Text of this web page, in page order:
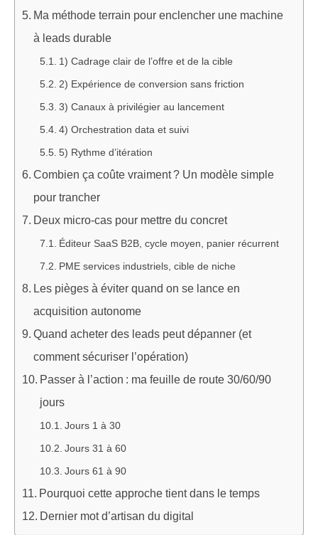
Ma méthode terrain pour enclencher une machine
à leads durable
1) Cadrage clair de l’offre et de la cible
2) Expérience de conversion sans friction
3) Canaux à privilégier au lancement
4) Orchestration data et suivi
5) Rythme d’itération
Combien ça coûte vraiment ? Un modèle simple
pour trancher
Deux micro‑cas pour mettre du concret
Éditeur SaaS B2B, cycle moyen, panier récurrent
PME services industriels, cible de niche
Les pièges à éviter quand on se lance en
acquisition autonome
Quand acheter des leads peut dépanner (et
comment sécuriser l’opération)
Passer à l’action : ma feuille de route 30/60/90
jours
Jours 1 à 30
Jours 31 à 60
Jours 61 à 90
Pourquoi cette approche tient dans le temps
Dernier mot d’artisan du digital